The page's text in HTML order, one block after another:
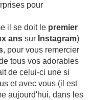
pour
il se doit le premier
ans sur Instagram)
, pour vous remercier
tous vos adorables
de celui-ci une si
et avec vous (il est
aujourd'hui, dans les